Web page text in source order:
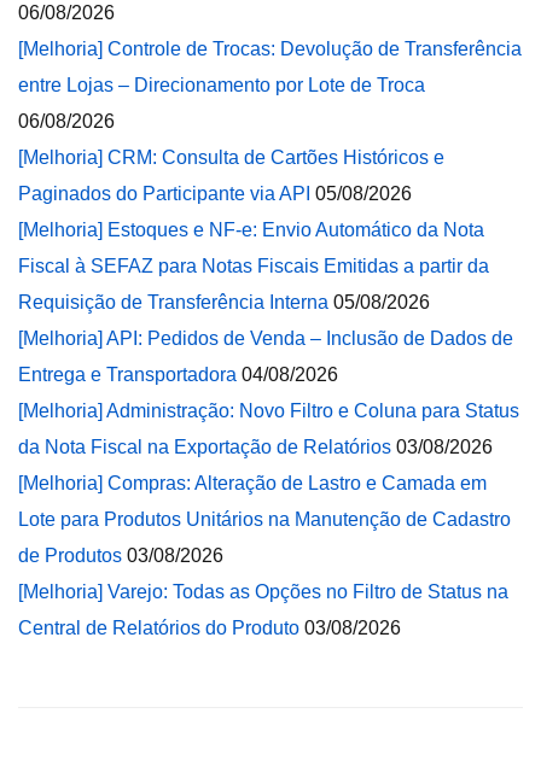
06/08/2026
[Melhoria] Controle de Trocas: Devolução de Transferência
entre Lojas – Direcionamento por Lote de Troca
06/08/2026
[Melhoria] CRM: Consulta de Cartões Históricos e
Paginados do Participante via API 05/08/2026
[Melhoria] Estoques e NF-e: Envio Automático da Nota
Fiscal à SEFAZ para Notas Fiscais Emitidas a partir da
Requisição de Transferência Interna 05/08/2026
[Melhoria] API: Pedidos de Venda – Inclusão de Dados de
Entrega e Transportadora 04/08/2026
[Melhoria] Administração: Novo Filtro e Coluna para Status
da Nota Fiscal na Exportação de Relatórios 03/08/2026
[Melhoria] Compras: Alteração de Lastro e Camada em
Lote para Produtos Unitários na Manutenção de Cadastro
de Produtos 03/08/2026
[Melhoria] Varejo: Todas as Opções no Filtro de Status na
Central de Relatórios do Produto 03/08/2026